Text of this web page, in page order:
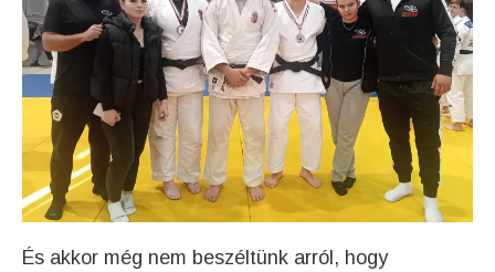
És akkor még nem beszéltünk arról, hogy